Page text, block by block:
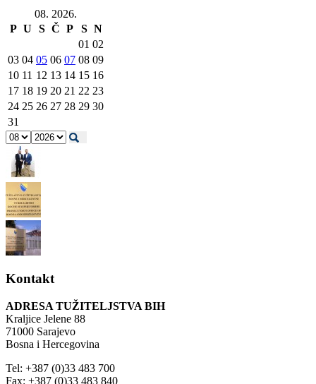
08. 2026.
P U S Č P S N
01 02
03 04 05 06 07 08 09
10 11 12 13 14 15 16
17 18 19 20 21 22 23
24 25 26 27 28 29 30
31
Kontakt
ADRESA TUŽITELJSTVA BIH
Kraljice Jelene 88
71000 Sarajevo
Bosna i Hercegovina
Tel: +387 (0)33 483 700
Fax: +387 (0)33 483 840